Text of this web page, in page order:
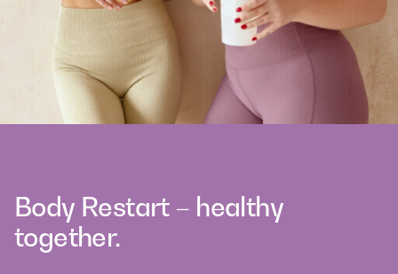
Body Restart – healthy
together.